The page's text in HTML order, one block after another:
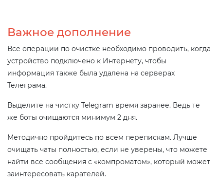
Важное дополнение
Все операции по очистке необходимо проводить, когда
устройство подключено к Интернету, чтобы
информация также была удалена на серверах
Телеграма.
Выделите на чистку Telegram время заранее. Ведь те
же боты очищаются минимум 2 дня.
Методично пройдитесь по всем перепискам. Лучше
очищать чаты полностью, если не уверены, что можете
найти все сообщения с «компроматом», который может
заинтересовать карателей.